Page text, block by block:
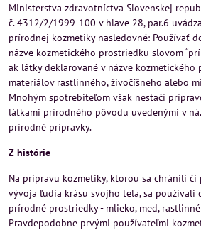
Ministerstva zdravotníctva Slovenskej
č. 4312/2/1999-100 v hlave 28, par.6
prírodnej kozmetiky nasledovné: Používať
názve kozmetického prostriedku slovom
ak látky deklarované v názve kozmetického
materiálov rastlinného, živočíšneho alebo
Mnohým spotrebiteľom však nestačí
látkami prírodného pôvodu uvedenými v
prírodné prípravky.
Z histórie
Na prípravu kozmetiky, ktorou sa chránili či
vývoja ľudia krásu svojho tela, sa používali
prírodné prostriedky - mlieko, med,
Pravdepodobne prvými používateľmi